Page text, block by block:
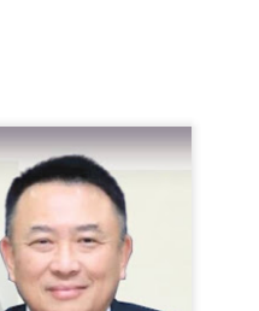
รมสีสันแห่งศรัทธา
ม ต่อยอดทุนวัฒนธ
านวัฒนธรรมจังหวัด 14 จังหวัดภาคใต้
ฒนาชุมชนคุณธรรมพลังบวร” สืบสาน
ชุมชน